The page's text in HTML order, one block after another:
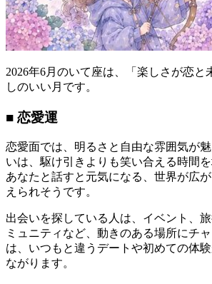
2026年6月のいて座は、「楽しさが恋と
しのいい月です。
■ 恋愛運
恋愛面では、明るさと自由な雰囲気が
いは、駆け引きよりも笑い合える時間を
あなたと話すと元気になる、世界が広
えられそうです。
出会いを探している人は、イベント、
ミュニティなど、動きのある場所にチ
は、いつもと違うデートや初めての体
ながります。